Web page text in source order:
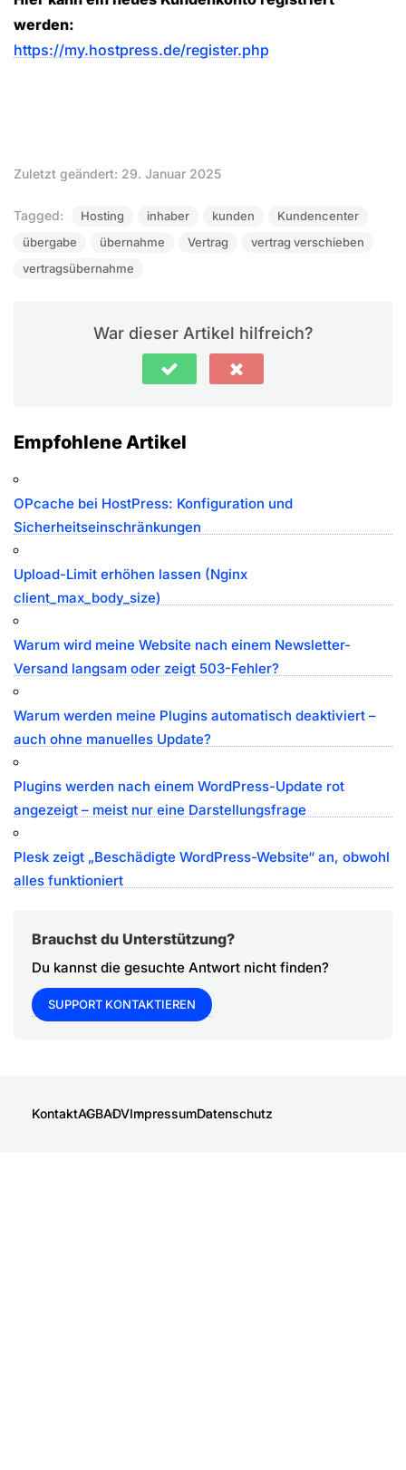
werden:
https://my.hostpress.de/register.php
Zuletzt geändert: 29. Januar 2025
Tagged: Hosting inhaber kunden
Kundencenter
übergabe
übernahme Vertrag
vertrag verschieben
vertragsübernahme
War dieser Artikel hilfreich?
Empfohlene Artikel
OPcache bei HostPress: Konfiguration und
Sicherheitseinschränkungen
Upload-Limit erhöhen lassen (Nginx
client_max_body_size)
Warum wird meine Website nach einem Newsletter-
Versand langsam oder zeigt 503-Fehler?
Warum werden meine Plugins automatisch deaktiviert –
auch ohne manuelles Update?
Plugins werden nach einem WordPress-Update rot
angezeigt – meist nur eine Darstellungsfrage
Plesk zeigt „Beschädigte WordPress-Website“ an, obwohl
alles funktioniert
Brauchst du Unterstützung?
Du kannst die gesuchte Antwort nicht finden?
SUPPORT KONTAKTIEREN
KontaktAGBADVImpressumDatenschutz